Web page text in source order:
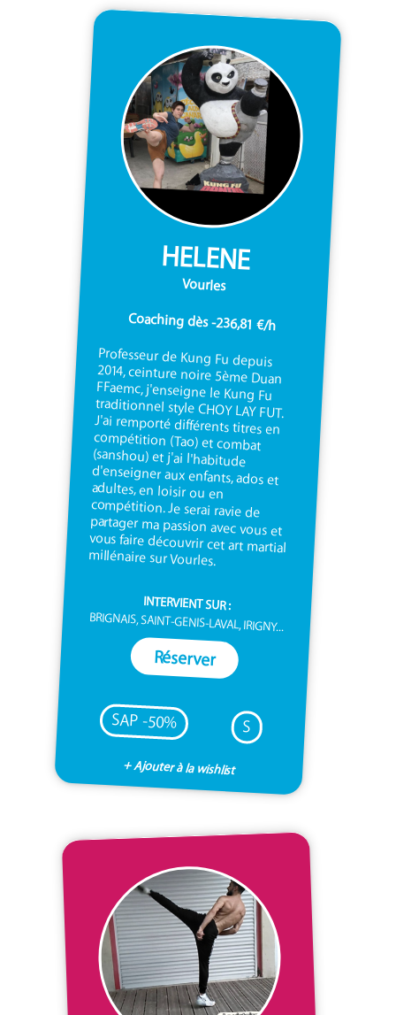
HELENE
Vourles
Coaching dès -236,81 €/h
Professeur de Kung Fu depuis
2014, ceinture noire 5ème Duan
FFaemc, j'enseigne le Kung Fu
traditionnel style CHOY LAY FUT.
J'ai remporté différents titres en
compétition (Tao) et combat
(sanshou) et j'ai l'habitude
d'enseigner aux enfants, ados et
adultes, en loisir ou en
compétition. Je serai ravie de
partager ma passion avec vous et
vous faire découvrir cet art martial
millénaire sur Vourles.
INTERVIENT SUR :
BRIGNAIS, SAINT-GENIS-LAVAL, IRIGNY...
Réserver
SAP -50% S
+ Ajouter à la wishlist